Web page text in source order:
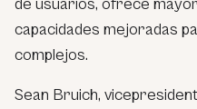
de usuarios, ofrece
capacidades mejoradas
complejos.
Sean Bruich,